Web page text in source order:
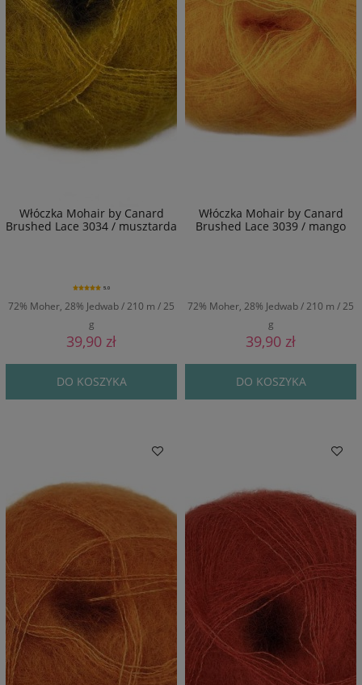
Włóczka Mohair by Canard
Brushed Lace 3034 / musztarda
72% Moher, 28% Jedwab / 210 m / 25
g
5.0
39,90 zł
DO KOSZYKA
Włóczka Mohair by Canard
Brushed Lace 3039 / mango
72% Moher, 28% Jedwab / 210 m / 25
g
39,90 zł
DO KOSZYKA